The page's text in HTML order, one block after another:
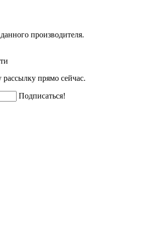
производителя.
прямо сейчас.
Подписаться!